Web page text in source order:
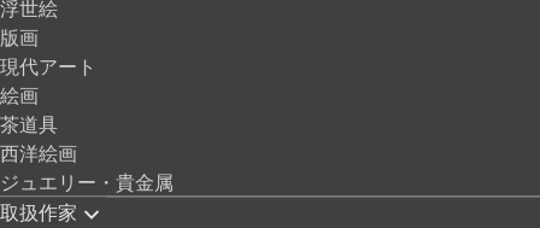
浮世絵
版画
現代アート
絵画
茶道具
西洋絵画
ジュエリー・貴金属
取扱作家